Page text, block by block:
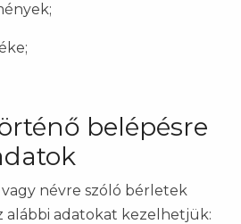
belépésre
névre szóló bérletek
alábbi adatokat kezelhetjük: